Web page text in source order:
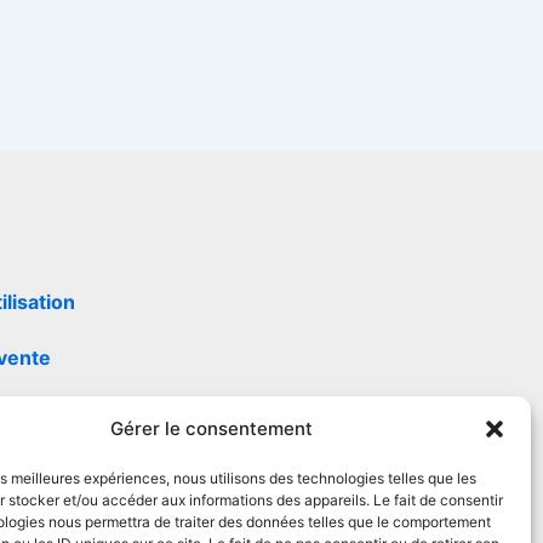
Gérer le consentement
meilleures expériences, nous utilisons des technologies telles que les
stocker et/ou accéder aux informations des appareils. Le fait de consentir
nous permettra de traiter des données telles que le comportement